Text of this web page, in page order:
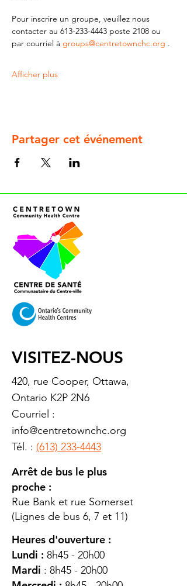
Pour inscrire un groupe, veuillez nous
contacter au 613-233-4443 poste 2108 ou
par courriel à groups@centretownchc.org .
Afficher plus
Partager cet événement
VISITEZ-NOUS
420, rue Cooper, Ottawa,
Ontario K2P 2N6
Courriel :
info@centretownchc.org
Tél. : (613) 233-4443
Arrêt de bus le plus
proche :
Rue Bank et rue Somerset
(Lignes de bus 6, 7 et 11)
Heures d'ouverture :
Lundi : 8h45 - 20h00
Mardi : 8h45 - 20h00